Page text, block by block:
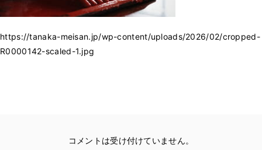
https://tanaka-meisan.jp/wp-content/uploads/2026/02/cropped-
R0000142-scaled-1.jpg
コメントは受け付けていません。